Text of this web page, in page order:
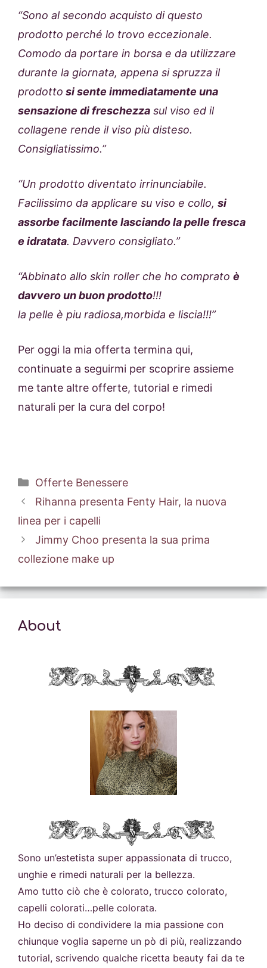
“Sono al secondo acquisto di questo
prodotto perché lo trovo eccezionale.
Comodo da portare in borsa e da utilizzare
durante la giornata, appena si spruzza il
prodotto si sente immediatamente una
sensazione di freschezza sul viso ed il
collagene rende il viso più disteso.
Consigliatissimo.”
“Un prodotto diventato irrinunciabile.
Facilissimo da applicare su viso e collo, si
assorbe facilmente lasciando la pelle fresca
e idratata. Davvero consigliato.”
“Abbinato allo skin roller che ho comprato è
davvero un buon prodotto!!!
la pelle è piu radiosa,morbida e liscia!!!”
Per oggi la mia offerta termina qui,
continuate a seguirmi per scoprire assieme
me tante altre offerte, tutorial e rimedi
naturali per la cura del corpo!
Categorie
Offerte Benessere
Rihanna presenta Fenty Hair, la nuova
linea per i capelli
Jimmy Choo presenta la sua prima
collezione make up
About
Sono un’estetista super appassionata di trucco,
unghie e rimedi naturali per la bellezza.
Amo tutto ciò che è colorato, trucco colorato,
capelli colorati…pelle colorata.
Ho deciso di condividere la mia passione con
chiunque voglia saperne un pò di più, realizzando
tutorial, scrivendo qualche ricetta beauty fai da te